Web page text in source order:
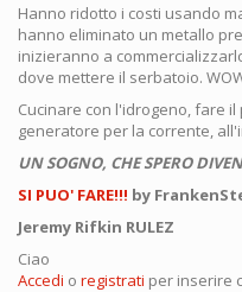
Hanno ridotto i costi usando
hanno eliminato un metallo
inizieranno a
dove mettere il serbatoio.
Cucinare con l'idrogeno, fare
generatore per la corrente,
UN SOGNO, CHE SPERO
SI PUO' FARE!!! by
Jeremy Rifkin RULEZ
Ciao
Accedi o registrati per inserire